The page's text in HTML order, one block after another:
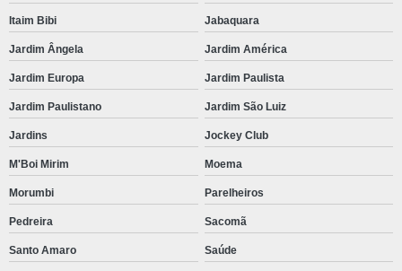
Itaim Bibi Jabaquara
Jardim Ângela Jardim América
Jardim Europa Jardim Paulista
Jardim Paulistano Jardim São Luiz
Jardins Jockey Club
M'Boi Mirim Moema
Morumbi Parelheiros
Pedreira Sacomã
Santo Amaro Saúde